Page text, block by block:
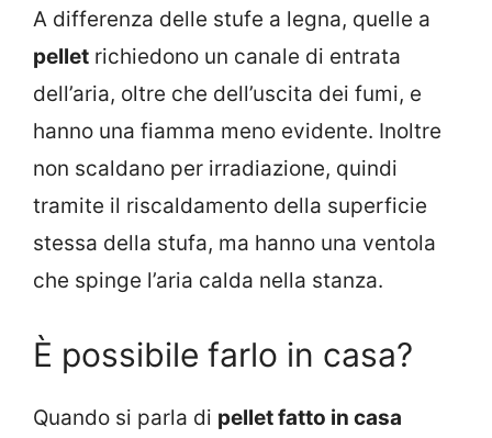
A differenza delle stufe a legna, quelle a
pellet richiedono un canale di entrata
dell’aria, oltre che dell’uscita dei fumi, e
hanno una fiamma meno evidente. Inoltre
non scaldano per irradiazione, quindi
tramite il riscaldamento della superficie
stessa della stufa, ma hanno una ventola
che spinge l’aria calda nella stanza.
È possibile farlo in casa?
Quando si parla di pellet fatto in casa